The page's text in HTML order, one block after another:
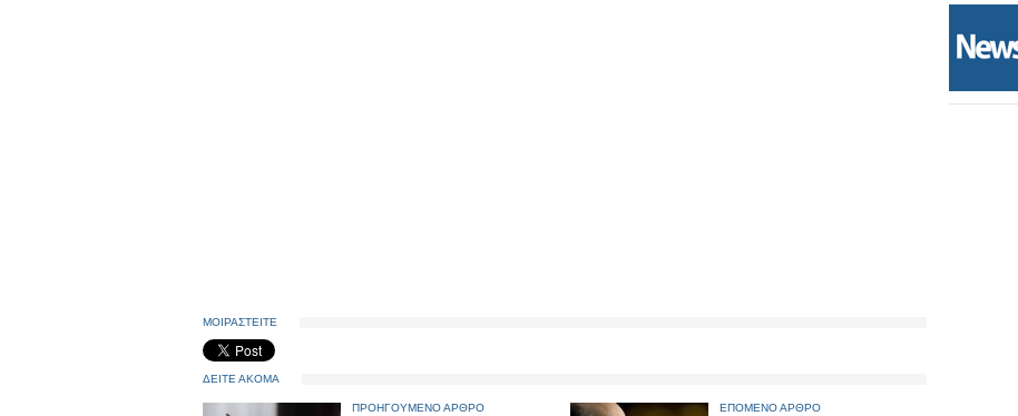
ΜΟΙΡΑΣΤΕΙΤΕ
ΔΕΙΤΕ ΑΚΟΜΑ
ΠΡΟΗΓΟΥΜΕΝΟ ΑΡΘΡΟ ΕΠΟΜΕΝΟ ΑΡΘΡΟ